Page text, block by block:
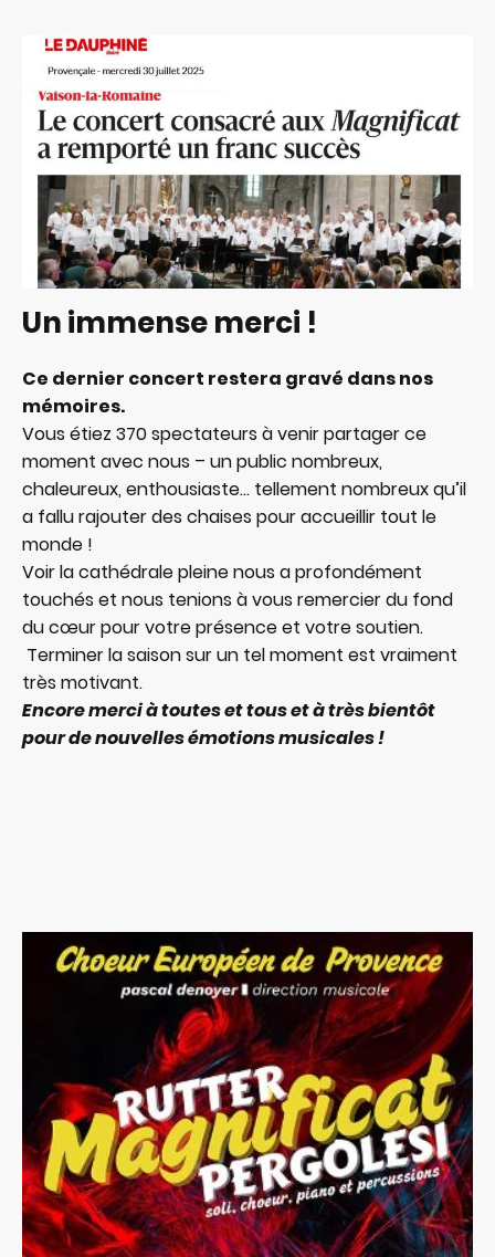
Un immense merci !
Ce dernier concert restera gravé dans nos
mémoires.
Vous étiez 370 spectateurs à venir partager ce
moment avec nous – un public nombreux,
chaleureux, enthousiaste… tellement nombreux qu’il
a fallu rajouter des chaises pour accueillir tout le
monde !
Voir la cathédrale pleine nous a profondément
touchés et nous tenions à vous remercier du fond
du cœur pour votre présence et votre soutien.
Terminer la saison sur un tel moment est vraiment
très motivant.
Encore merci à toutes et tous et à très bientôt
pour de nouvelles émotions musicales !